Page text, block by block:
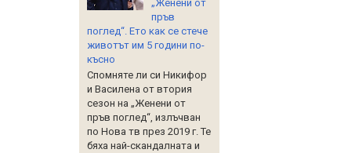
„Женени от
пръв
поглед“. Ето как се стече
животът им 5 години по-
късно
Спомняте ли си Никифор
и Василена от втория
сезон на „Женени от
пръв поглед“, излъчван
по Нова тв през 2019 г. Те
бяха най-скандалната и